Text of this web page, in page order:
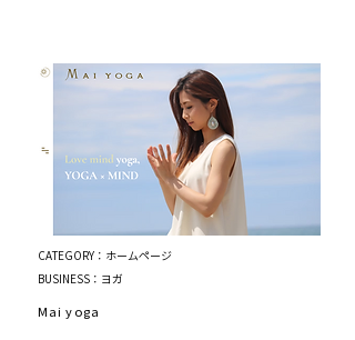
CATEGORY：ホームページ
BUSINESS：ヨガ
Mai yoga